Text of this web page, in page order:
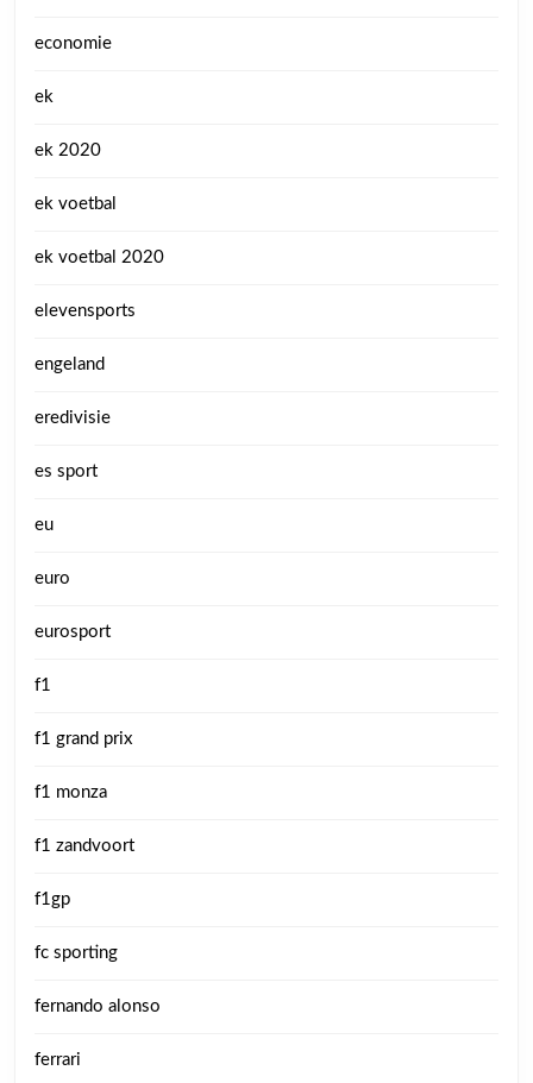
economie
ek
ek 2020
ek voetbal
ek voetbal 2020
elevensports
engeland
eredivisie
es sport
eu
euro
eurosport
f1
f1 grand prix
f1 monza
f1 zandvoort
f1gp
fc sporting
fernando alonso
ferrari